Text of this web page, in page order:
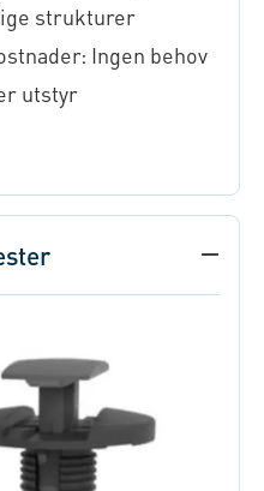
strukturer
Ingen behov
utstyr